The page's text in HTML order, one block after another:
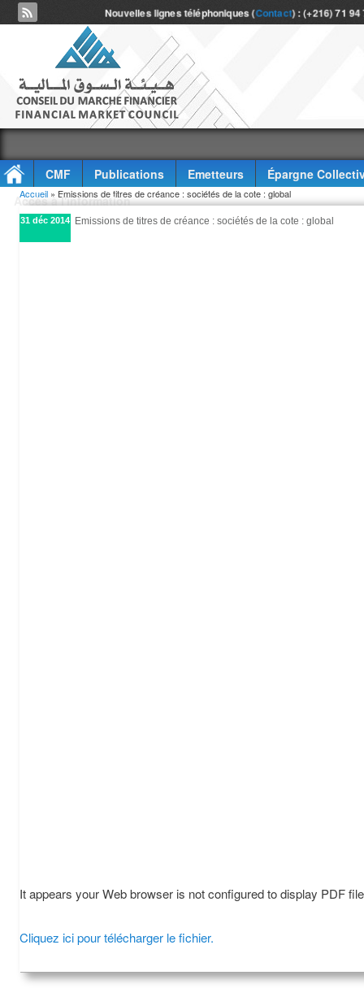
Nouvelles lignes téléphoniques (Contact) : (+216) 71
CMF Publications Emetteurs
Épargne
Accès à l'information
Vous êtes ici
Accueil » Emissions de titres de créance : sociétés de la cote : global
31 déc 2014 Emissions de titres de créance : sociétés de la cote : global
It appears your Web browser is not configured to display PDF
Cliquez ici pour télécharger le fichier.